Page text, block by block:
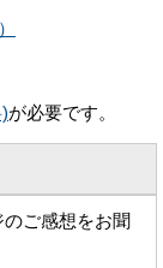
が必要です。
ご感想をお聞